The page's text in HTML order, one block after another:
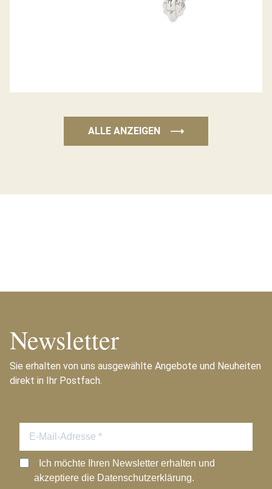
ALLE ANZEIGEN ⟶
Newsletter
Sie erhalten von uns ausgewählte Angebote und Neuheiten
direkt in Ihr Postfach.
Ich möchte Ihren Newsletter erhalten und
akzeptiere die Datenschutzerklärung.